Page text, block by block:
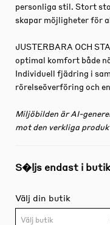
personliga stil. Stort
skapar möjligheter för
JUSTERBARA OCH
optimal komfort både
Individuell fjädring i
rörelseöverföring och
Miljöbilden är AI-
mot den verkliga
S�ljs endast i butik
Välj din butik
Välj butik